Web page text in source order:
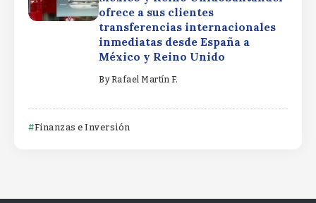
ofrece a sus clientes
transferencias internacionales
inmediatas desde España a
México y Reino Unido
By Rafael Martín F.
Finanzas e Inversión